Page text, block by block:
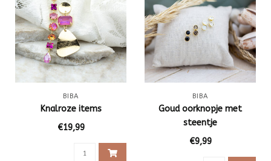
BIBA
Knalroze items
€19,99
BIBA
Goud oorknopje met
steentje
€9,99